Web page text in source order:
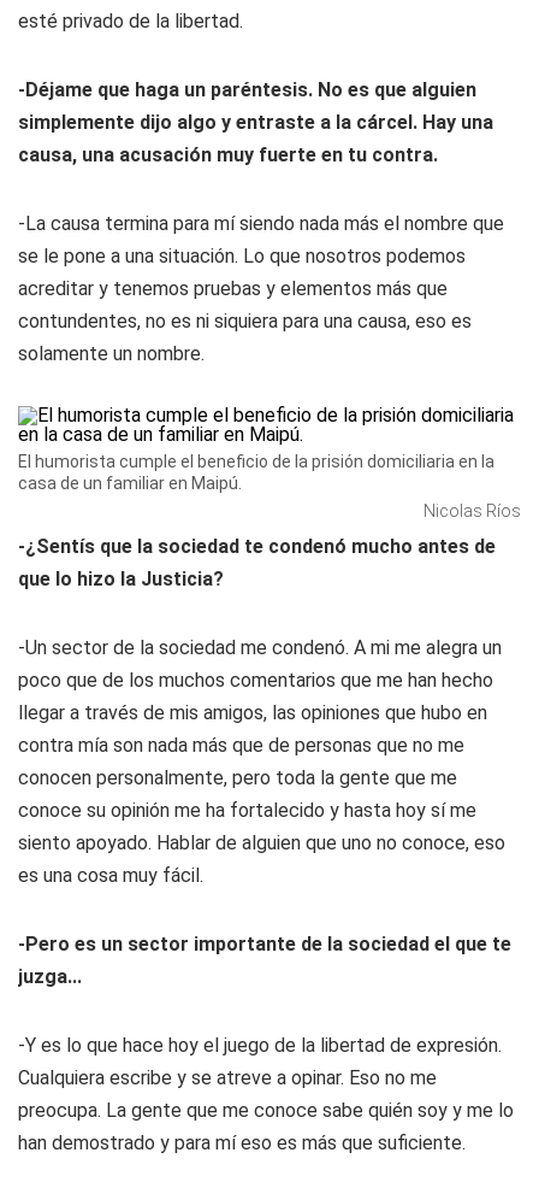
esté privado de la libertad.
-Déjame que haga un paréntesis. No es que alguien
simplemente dijo algo y entraste a la cárcel. Hay una
causa, una acusación muy fuerte en tu contra.
-La causa termina para mí siendo nada más el nombre que
se le pone a una situación. Lo que nosotros podemos
acreditar y tenemos pruebas y elementos más que
contundentes, no es ni siquiera para una causa, eso es
solamente un nombre.
El humorista cumple el beneficio de la prisión domiciliaria en la
casa de un familiar en Maipú.
Nicolas Ríos
-¿Sentís que la sociedad te condenó mucho antes de
que lo hizo la Justicia?
-Un sector de la sociedad me condenó. A mi me alegra un
poco que de los muchos comentarios que me han hecho
llegar a través de mis amigos, las opiniones que hubo en
contra mía son nada más que de personas que no me
conocen personalmente, pero toda la gente que me
conoce su opinión me ha fortalecido y hasta hoy sí me
siento apoyado. Hablar de alguien que uno no conoce, eso
es una cosa muy fácil.
-Pero es un sector importante de la sociedad el que te
juzga...
-Y es lo que hace hoy el juego de la libertad de expresión.
Cualquiera escribe y se atreve a opinar. Eso no me
preocupa. La gente que me conoce sabe quién soy y me lo
han demostrado y para mí eso es más que suficiente.